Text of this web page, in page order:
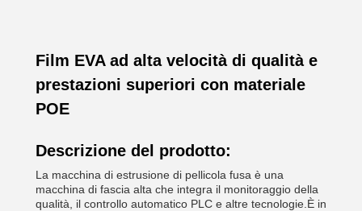
Film EVA ad alta velocità di qualità e
prestazioni superiori con materiale
POE
Descrizione del prodotto:
La macchina di estrusione di pellicola fusa è una
macchina di fascia alta che integra il monitoraggio della
qualità, il controllo automatico PLC e altre tecnologie.È in